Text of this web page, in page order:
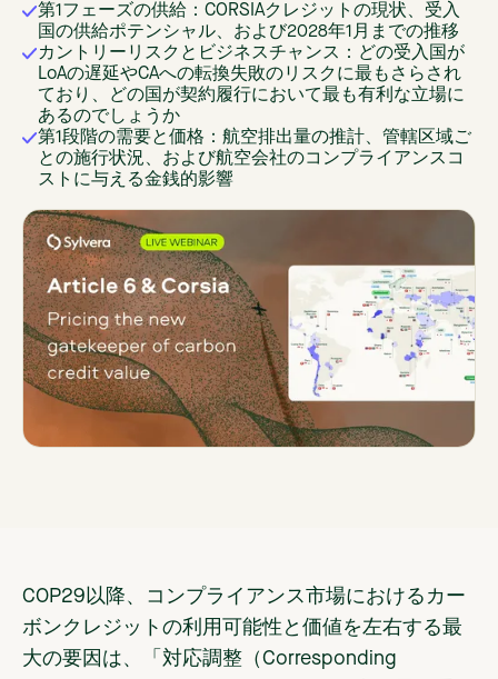
第1フェーズの供給：CORSIAクレジットの現状、受入
国の供給ポテンシャル、および2028年1月までの推移
カントリーリスクとビジネスチャンス：どの受入国が
LoAの遅延やCAへの転換失敗のリスクに最もさらされ
ており、どの国が契約履行において最も有利な立場に
あるのでしょうか
第1段階の需要と価格：航空排出量の推計、管轄区域ご
との施行状況、および航空会社のコンプライアンスコ
ストに与える金銭的影響
COP29以降、コンプライアンス市場におけるカー
ボンクレジットの利用可能性と価値を左右する最
大の要因は、「対応調整（Corresponding